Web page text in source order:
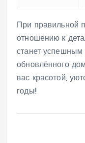
При правильной
отношению к
станет успешным
обновлённого
вас красотой,
годы!